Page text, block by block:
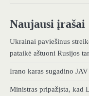
Naujausi įrašai
Ukrainai paviešinus
pataikė aštuoni Rusijos
Irano karas sugadino
Ministras pripažįsta, kad